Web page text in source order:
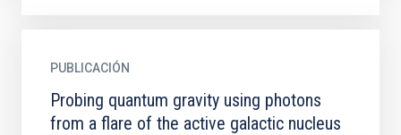
PUBLICACIÓN
Probing quantum gravity using photons
from a flare of the active galactic nucleus